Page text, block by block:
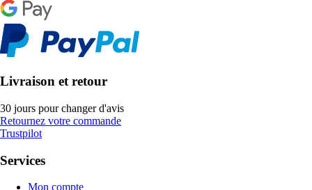
Livraison et retour
30 jours pour changer d'avis
Retournez votre commande
Trustpilot
Services
Mon compte